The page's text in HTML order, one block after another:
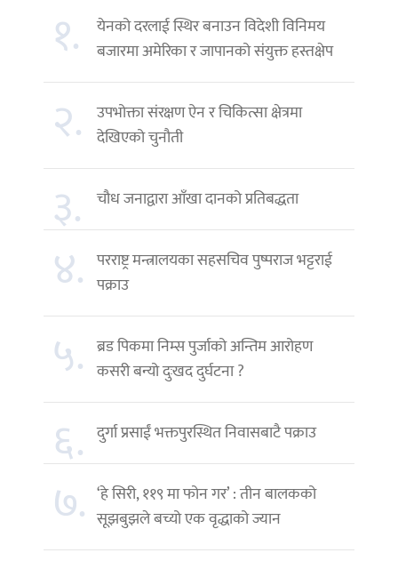
१.
येनको दरलाई स्थिर बनाउन विदेशी विनिमय
बजारमा अमेरिका र जापानको संयुक्त हस्तक्षेप
२. उपभोक्ता संरक्षण ऐन र चिकित्सा क्षेत्रमा
देखिएको चुनौती
३. चौध जनाद्वारा आँखा दानको प्रतिबद्धता
४. परराष्ट्र मन्त्रालयका सहसचिव पुष्पराज भट्टराई
पक्राउ
५. ब्रड पिकमा निम्स पुर्जाको अन्तिम आरोहण
कसरी बन्यो दुःखद दुर्घटना ?
६. दुर्गा प्रसाईं भक्तपुरस्थित निवासबाटै पक्राउ
७. ‘हे सिरी, ११९ मा फोन गर’ : तीन बालकको
सूझबुझले बच्यो एक वृद्धाको ज्यान